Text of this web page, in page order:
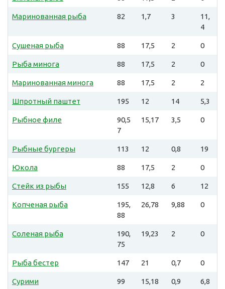
Маринованная рыба 82 1,7 3
11,
4
Сушеная рыба 88 17,5 2 0
Рыба минога 88 17,5 2 0
Маринованная минога 88 17,5 2 2
Шпротный паштет 195 12 14 5,3
Рыбное филе
90,5
7
15,17 3,5 0
Рыбные бургеры 113 12 0,8 19
Юкола 88 17,5 2 0
Стейк из рыбы 155 12,8 6 12
Копченая рыба
195,
88
26,78 9,88 0
Соленая рыба
190,
75
19,23 2 0
Рыба бестер 147 21 0,7 0
Сурими 99 15,18 0,9
6,8